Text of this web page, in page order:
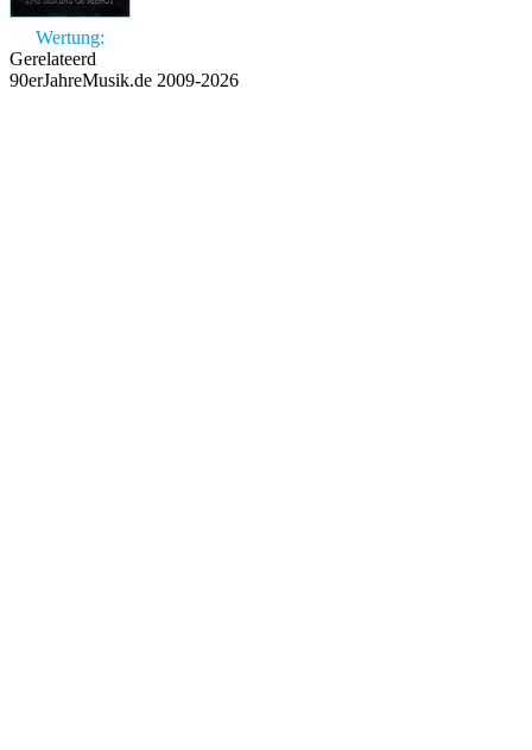
Wertung:
Gerelateerd
90erJahreMusik.de 2009-2026